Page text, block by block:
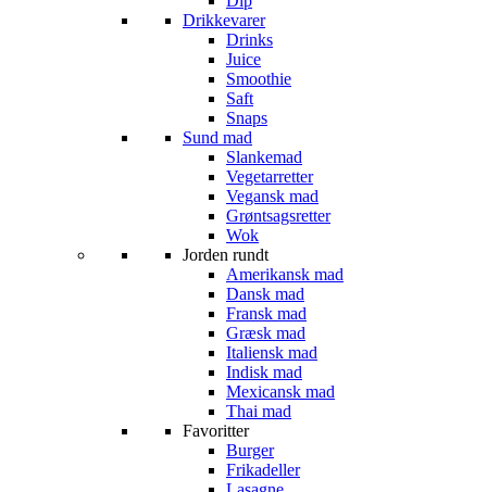
Drikkevarer
Drinks
Juice
Smoothie
Saft
Snaps
Sund mad
Slankemad
Vegetarretter
Vegansk mad
Grøntsagsretter
Wok
Jorden rundt
Amerikansk mad
Dansk mad
Fransk mad
Græsk mad
Italiensk mad
Indisk mad
Mexicansk mad
Thai mad
Favoritter
Burger
Frikadeller